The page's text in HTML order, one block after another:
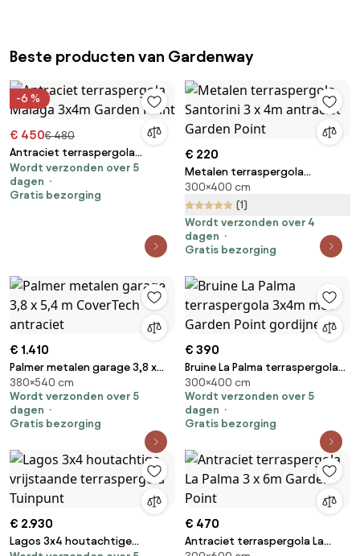
Beste producten van Gardenway
-6 %
€ 450€ 480
Antraciet terraspergola
Malaga 3x4m Garden Point
Wordt verzonden over 5
dagen
Gratis bezorging
€ 220
Metalen terraspergola
Santorini 3 x 4m antraciet
Garden Point
300×400 cm
(1)
Wordt verzonden over 4
dagen
Gratis bezorging
€ 1.410
Palmer metalen garage 3,8 x
5,4 m CoverTech antraciet
380×540 cm
Wordt verzonden over 5
dagen
Gratis bezorging
€ 390
Bruine La Palma terraspergola
3x4m met Garden Point
gordijnen
300×400 cm
Wordt verzonden over 5
dagen
Gratis bezorging
€ 2.930
Lagos 3x4 houtachtige
€ 470
Antraciet terraspergola La